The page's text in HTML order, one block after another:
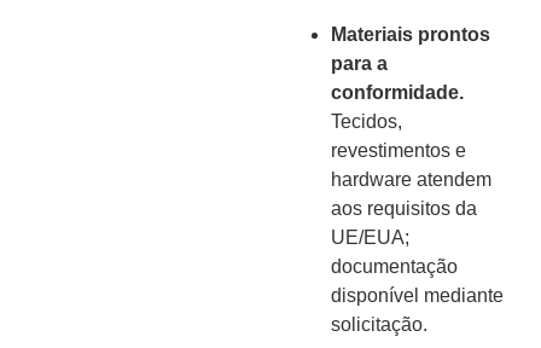
Materiais prontos
para a
conformidade.
Tecidos,
revestimentos e
hardware atendem
aos requisitos da
UE/EUA;
documentação
disponível mediante
solicitação.